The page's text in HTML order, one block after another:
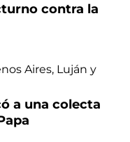
contra la
a una colecta